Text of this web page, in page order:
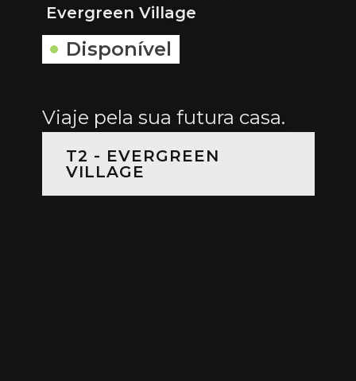
Evergreen Village
Disponível
Viaje pela sua futura casa.
T2 - EVERGREEN
VILLAGE